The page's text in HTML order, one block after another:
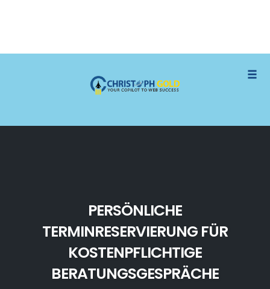
PERSÖNLICHE
TERMINRESERVIERUNG FÜR
KOSTENPFLICHTIGE
BERATUNGSGESPRÄCHE